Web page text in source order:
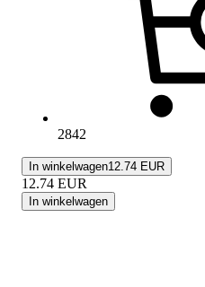
2842
In winkelwagen12.74 EUR
12.74 EUR
In winkelwagen